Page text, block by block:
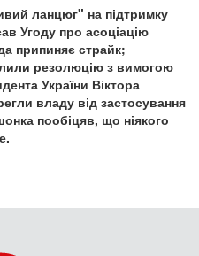
ланцюг" на підтримку
Угоду про асоціацію
припиняє страйк;
резолюцію з вимогою
України Віктора
владу від застосування
пообіцяв, що ніякого